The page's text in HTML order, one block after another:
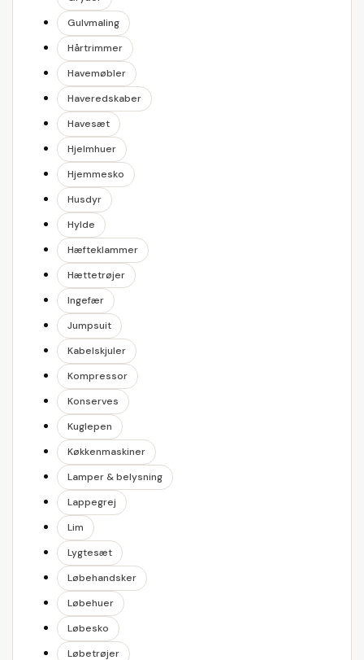
Gulvmaling
Hårtrimmer
Havemøbler
Haveredskaber
Havesæt
Hjelmhuer
Hjemmesko
Husdyr
Hylde
Hæfteklammer
Hættetrøjer
Ingefær
Jumpsuit
Kabelskjuler
Kompressor
Konserves
Kuglepen
Køkkenmaskiner
Lamper & belysning
Lappegrej
Lim
Lygtesæt
Løbehandsker
Løbehuer
Løbesko
Løbetrøjer